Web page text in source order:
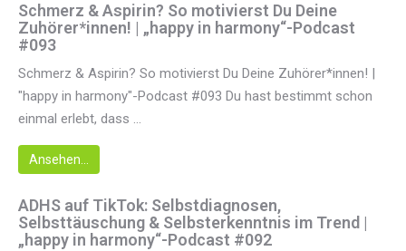
Schmerz & Aspirin? So motivierst Du Deine
Zuhörer*innen! | „happy in harmony“-Podcast
#093
Schmerz & Aspirin? So motivierst Du Deine Zuhörer*innen! |
"happy in harmony"-Podcast #093 Du hast bestimmt schon
einmal erlebt, dass ...
Ansehen...
ADHS auf TikTok: Selbstdiagnosen,
Selbsttäuschung & Selbsterkenntnis im Trend |
„happy in harmony“-Podcast #092